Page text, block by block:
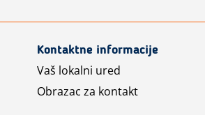
Kontaktne informacije
Vaš lokalni ured
Obrazac za kontakt